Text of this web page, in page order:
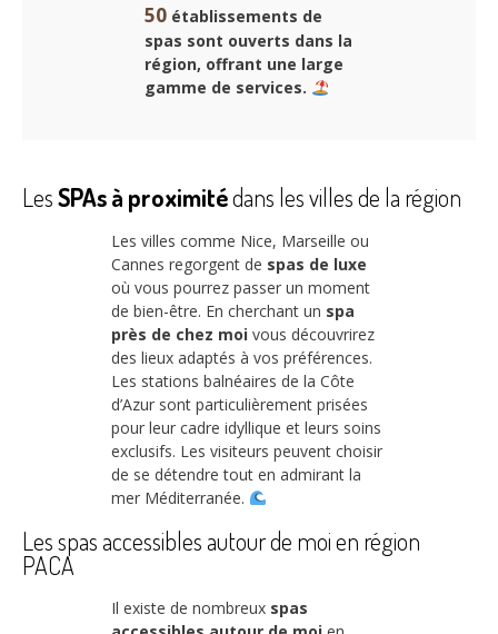
50 établissements de
spas sont ouverts dans la
région, offrant une large
gamme de services.
LesSPAs à proximitédans les villes de la région
Les villes comme Nice, Marseille ou
Cannes regorgent de spas de luxe
où vous pourrez passer un moment
de bien-être. En cherchant un spa
près de chez moi vous découvrirez
des lieux adaptés à vos préférences.
Les stations balnéaires de la Côte
d’Azur sont particulièrement prisées
pour leur cadre idyllique et leurs soins
exclusifs. Les visiteurs peuvent choisir
de se détendre tout en admirant la
mer Méditerranée.
Les spas accessibles autour de moi en région
PACA
Il existe de nombreux spas